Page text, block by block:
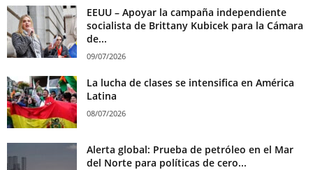
EEUU – Apoyar la campaña independiente
socialista de Brittany Kubicek para la Cámara
de...
09/07/2026
La lucha de clases se intensifica en América
Latina
08/07/2026
Alerta global: Prueba de petróleo en el Mar
del Norte para políticas de cero...